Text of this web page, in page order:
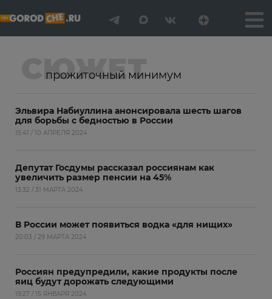
СЮЖЕТ
прожиточный минимум
Эльвира Набиуллина анонсировала шесть шагов
для борьбы с бедностью в России
15:41 / 10 АПРЕЛЯ 2024
Депутат Госдумы рассказал россиянам как
увеличить размер пенсии на 45%
13:32 / 31 МАРТА 2024
В России может появиться водка «для нищих»
20:03 / 29 МАРТА 2024
Россиян предупредили, какие продукты после
яиц будут дорожать следующими
19:27 / 15 ЯНВАРЯ 2024